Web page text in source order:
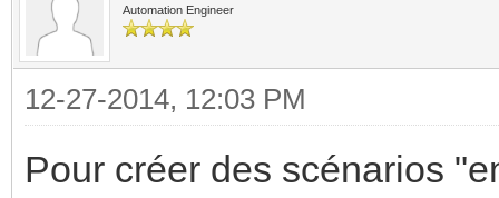
Automation Engineer
12-27-2014, 12:03 PM
Pour créer des scénarios